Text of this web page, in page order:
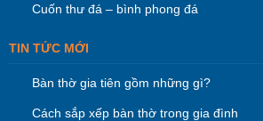
Cuốn thư đá – bình phong đá
TIN TỨC MỚI
Bàn thờ gia tiên gồm những gì?
Cách sắp xếp bàn thờ trong gia đình